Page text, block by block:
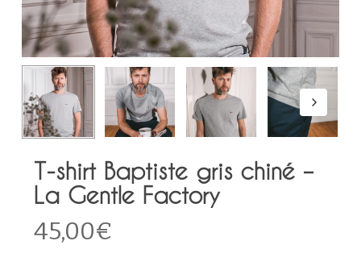
T-shirt Baptiste gris chiné –
La Gentle Factory
45,00€